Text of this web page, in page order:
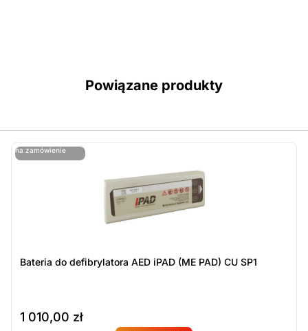
Powiązane produkty
na zamówienie
ostatnie sztuki
Bateria do defibrylatora AED iPAD (ME PAD) CU SP1
1 010,00 zł